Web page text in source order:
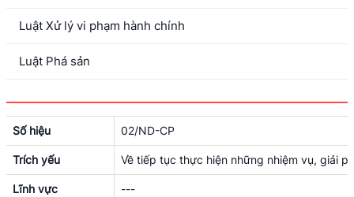
Luật Xử lý vi phạm hành chính
Luật Phá sản
Số hiệu 02/ND-CP
Trích yếu Về tiếp tục thực hiện những nhiệm vụ, giải
Lĩnh vực ---